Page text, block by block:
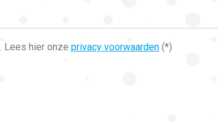
Lees hier onze privacy voorwaarden (*)